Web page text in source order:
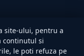
site-ului, pentru a
continutul si
le poti refuza pe